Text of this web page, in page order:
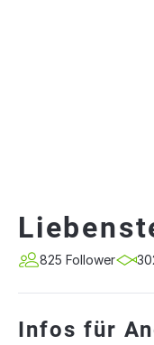
825 Follower
Infos für